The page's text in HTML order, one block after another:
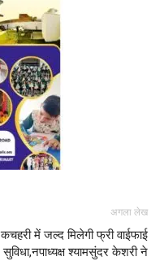
अगला लेख
कचहरी में जल्द मिलेगी फ्री वाईफाई
सुविधा,नपाध्यक्ष श्यामसुंदर केशरी ने